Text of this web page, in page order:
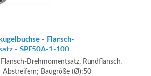
- Flansch-
- SPF50A-1-100
Flansch-Drehmomentsatz, Rundflansch,
Abstreifern; Baugröße (Ø):50